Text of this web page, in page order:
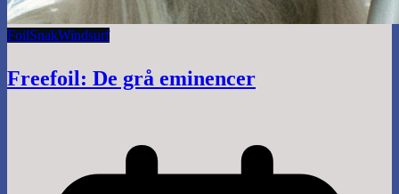
FoilSnakWindsurf
Freefoil: De grå eminencer